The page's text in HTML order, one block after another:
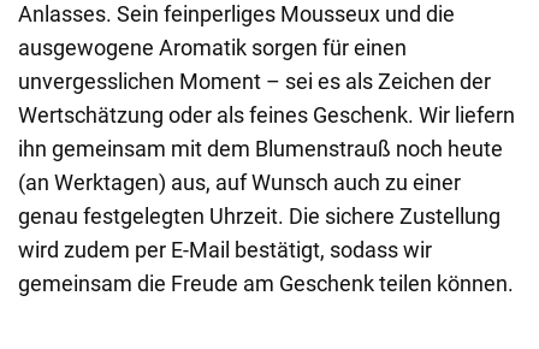
Anlasses. Sein feinperliges Mousseux und die
ausgewogene Aromatik sorgen für einen
unvergesslichen Moment – sei es als Zeichen der
Wertschätzung oder als feines Geschenk. Wir liefern
ihn gemeinsam mit dem Blumenstrauß noch heute
(an Werktagen) aus, auf Wunsch auch zu einer
genau festgelegten Uhrzeit. Die sichere Zustellung
wird zudem per E-Mail bestätigt, sodass wir
gemeinsam die Freude am Geschenk teilen können.